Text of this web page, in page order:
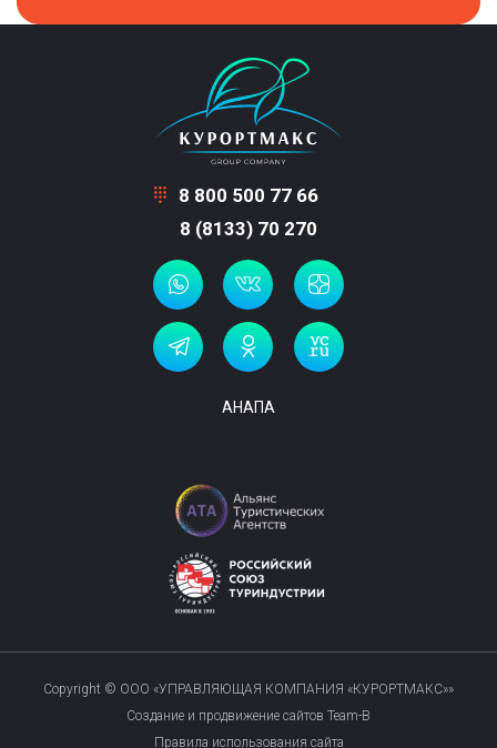
8 800 500 77 66
8 (8133) 70 270
АНАПА
Copyright © ООО «УПРАВЛЯЮЩАЯ КОМПАНИЯ «КУРОРТМАКС»»
Создание и продвижение сайтов Team-B
Правила использования сайта